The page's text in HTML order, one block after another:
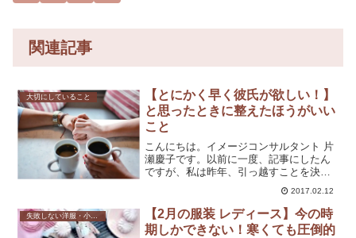
関連記事
大切にしていること
【とにかく早く彼氏が欲しい！】
と思ったときに整えたほうがいい
こと
こんにちは。イメージコンサルタント 片
瀬慶子です。以前に一度、記事にしたん
ですが、私は昨年、引っ越すことを決め
す。例えば、住む場所を決めるとか、何
を買うかとか、どうやって仕事するか、
とかです。その中で、私が...
2017.02.12
失敗しない洋服・小物選び
【2月の服装 レディース】今の時
期しかできない！寒くても圧倒的